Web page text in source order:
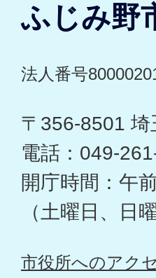
ふじみ野
法人番号
〒356-8501
電話：049-
開庁時間：午
（土曜日、日
市役所へのアク